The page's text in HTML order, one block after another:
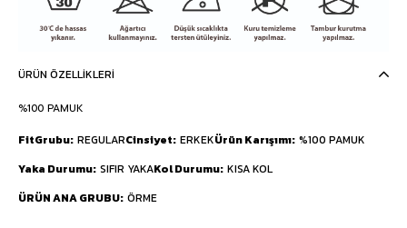
ÜRÜN ÖZELLIKLERI
%100 PAMUK
FitGrubu REGULARCinsiyet ERKEKÜrün Karışımı %100 PAMUK
Yaka Durumu SIFIR YAKAKol Durumu KISA KOL
ÜRÜN ANA GRUBU ÖRME